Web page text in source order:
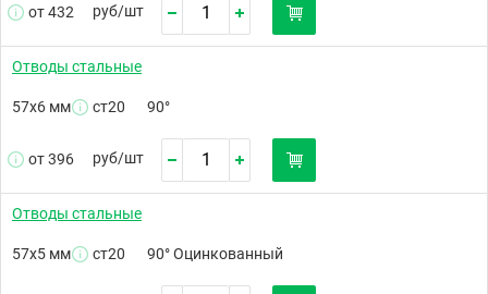
от 432 руб/шт
Отводы стальные
57х6 мм ст20 90°
от 396 руб/шт
Отводы стальные
57х5 мм ст20 90° Оцинкованный